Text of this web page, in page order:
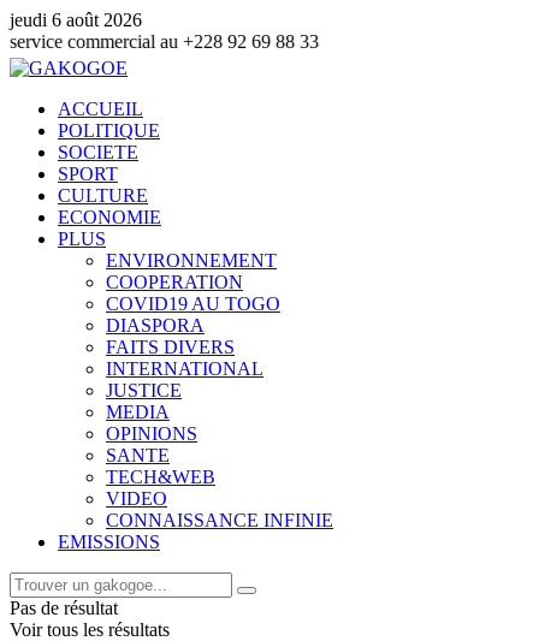
jeudi 6 août 2026
au +228 92 69 88 33
ACCUEIL
POLITIQUE
SOCIETE
SPORT
CULTURE
ECONOMIE
PLUS
ENVIRONNEMENT
COOPERATION
COVID19 AU TOGO
DIASPORA
FAITS DIVERS
INTERNATIONAL
JUSTICE
MEDIA
OPINIONS
SANTE
TECH&WEB
VIDEO
CONNAISSANCE INFINIE
EMISSIONS
Pas de résultat
Voir tous les résultats